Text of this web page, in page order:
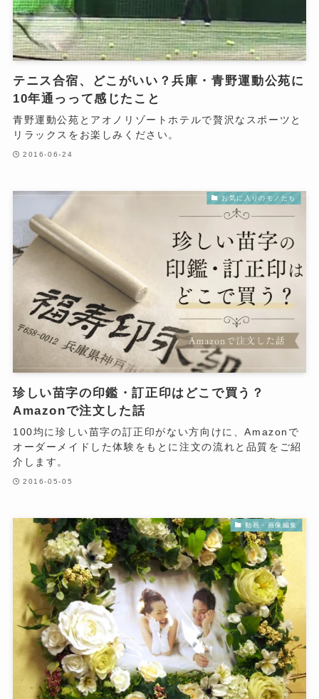
テニス合宿、どこがいい？兵庫・青野運動公苑に
10年通っって感じたこと
青野運動公苑とアオノリゾートホテルで贅沢なスポーツと
リラックスをお楽しみください。
2016-06-24
お気に入りのモノたち
珍しい苗字の印鑑・訂正印はどこで買う？
Amazonで注文した話
100均に珍しい苗字の訂正印がない方向けに、Amazonで
オーダーメイドした体験をもとに注文の流れと品質をご紹
介します。
2016-05-05
動画・画像編集